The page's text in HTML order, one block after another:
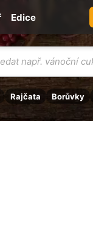
Rajčata Borůvky
Edice